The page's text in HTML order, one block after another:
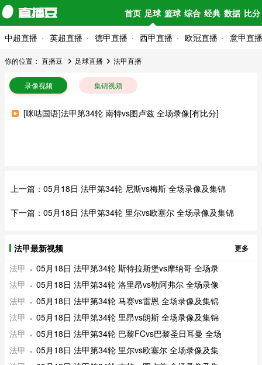
首页 足球 篮球 综合 经典 数据 比分
中超直播 英超直播 德甲直播 西甲直播 欧冠直播 意甲直播
你的位置： 直播豆 足球直播 法甲直播
录像视频 集锦视频
[咪咕国语]法甲第34轮 南特vs图卢兹 全场录像[有比分]
上一篇： 05月18日 法甲第34轮 尼斯vs梅斯 全场录像及集锦
下一篇： 05月18日 法甲第34轮 里尔vs欧塞尔 全场录像及集锦
法甲最新视频 更多
法甲
05月18日 法甲第34轮 斯特拉斯堡vs摩纳哥 全场录
法甲
05月18日 法甲第34轮 洛里昂vs勒阿弗尔 全场录像
法甲
05月18日 法甲第34轮 马赛vs雷恩 全场录像及集锦
法甲
05月18日 法甲第34轮 里昂vs朗斯 全场录像及集锦
法甲
05月18日 法甲第34轮 巴黎FCvs巴黎圣日耳曼 全场
法甲
05月18日 法甲第34轮 里尔vs欧塞尔 全场录像及集